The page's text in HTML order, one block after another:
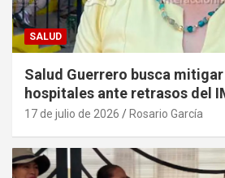
SALUD
Salud Guerrero busca
hospitales ante retrasos del
17 de julio de 2026 Rosario García